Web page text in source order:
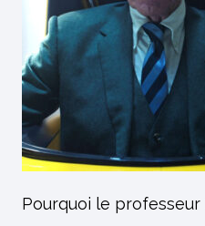
Pourquoi le